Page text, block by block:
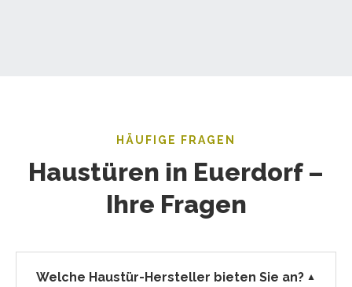
HÄUFIGE FRAGEN
Haustüren in Euerdorf –
Ihre Fragen
Welche Haustür-Hersteller bieten Sie an? ▼